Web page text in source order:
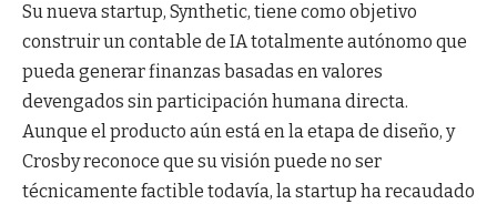
Su nueva startup, Synthetic, tiene como objetivo
construir un contable de IA totalmente autónomo que
pueda generar finanzas basadas en valores
devengados sin participación humana directa.
Aunque el producto aún está en la etapa de diseño, y
Crosby reconoce que su visión puede no ser
técnicamente factible todavía, la startup ha recaudado